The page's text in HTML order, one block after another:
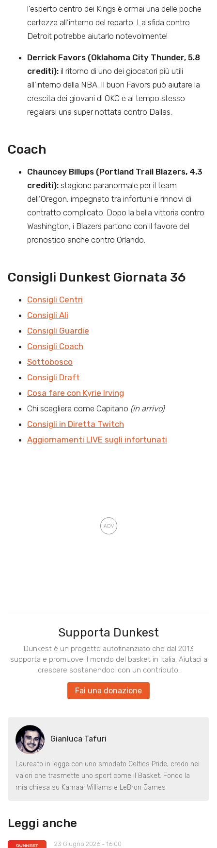
l’esperto centro dei Kings è ormai una delle poche
certezze all’interno del reparto. La sfida contro
Detroit potrebbe aiutarlo notevolmente!
Derrick Favors (Oklahoma City Thunder, 5.8
crediti): il ritorno di uno dei giocatori più utili
all’interno della NBA. Il buon Favors può aiutare la
crescita dei giovani di OKC e al tempo stesso
regalarsi una super nottata contro Dallas.
Coach
Chauncey Billups (Portland Trail Blazers, 4.3
crediti): stagione paranormale per il team
dell’Oregon, impegnato tra infortuni e rinnovi di
contratto complicato. Dopo la bella vittoria contro
Washington, i Blazers partono con il favore del
pronostico anche contro Orlando.
Consigli Dunkest Giornata 36
Consigli Centri
Consigli Ali
Consigli Guardie
Consigli Coach
Sottobosco
Consigli Draft
Cosa fare con Kyrie Irving
Chi scegliere come Capitano (in arrivo)
Consigli in Diretta Twitch
Aggiornamenti LIVE sugli infortunati
Supporta Dunkest
Dunkest è un progetto autofinanziato che dal 2013
supporta e promuove il mondo del basket in Italia. Aiutaci a
crescere sostenendoci con un contributo.
Fai una donazione
Gianluca Tafuri
Laureato in legge con uno smodato Celtics Pride, credo nei
valori che trasmette uno sport come il Basket. Fondo la
mia chiesa su Kamaal Williams e LeBron James
Leggi anche
23 Giugno 2026 - 16:00